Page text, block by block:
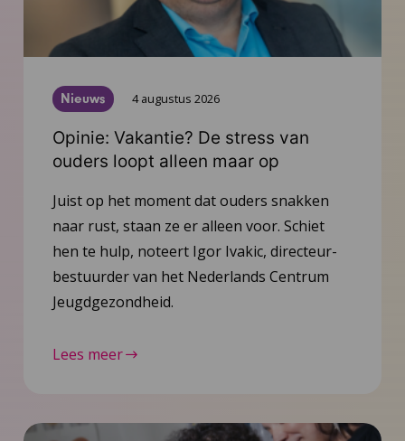
Nieuws 4 augustus 2026
Opinie: Vakantie? De stress van
ouders loopt alleen maar op
Juist op het moment dat ouders snakken
naar rust, staan ze er alleen voor. Schiet
hen te hulp, noteert Igor Ivakic, directeur-
bestuurder van het Nederlands Centrum
Jeugdgezondheid.
Lees meer